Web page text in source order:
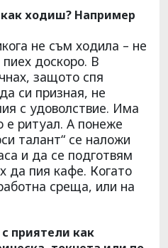
ходиш? Например
не съм ходила – не
доскоро. В
защото спя
си призная, не
с удоволствие. Има
е ритуал. А понеже
талант“ се наложи
и да се подготвям
да пия кафе. Когато
среща, или на
с приятели как